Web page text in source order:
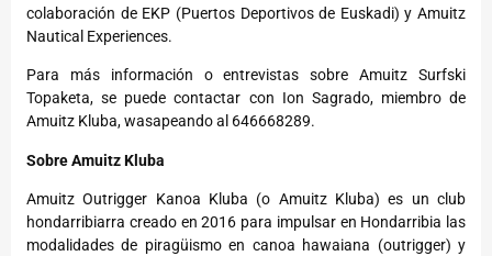
colaboración de EKP (Puertos Deportivos de Euskadi) y Amuitz
Nautical Experiences.
Para más información o entrevistas sobre Amuitz Surfski
Topaketa, se puede contactar con Ion Sagrado, miembro de
Amuitz Kluba, wasapeando al 646668289.
Sobre Amuitz Kluba
Amuitz Outrigger Kanoa Kluba (o Amuitz Kluba) es un club
hondarribiarra creado en 2016 para impulsar en Hondarribia las
modalidades de piragüismo en canoa hawaiana (outrigger) y